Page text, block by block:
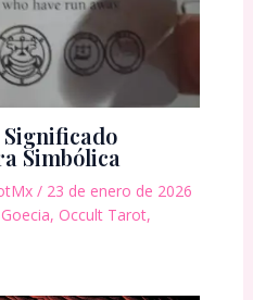
Significado
Simbólica
/ 23 de enero de 2026
Goecia, Occult Tarot,